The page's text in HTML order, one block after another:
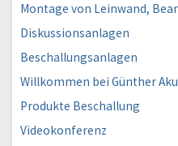
Montage von Leinwand,
Diskussionsanlagen
Beschallungsanlagen
Willkommen bei Günther
Produkte Beschallung
Videokonferenz